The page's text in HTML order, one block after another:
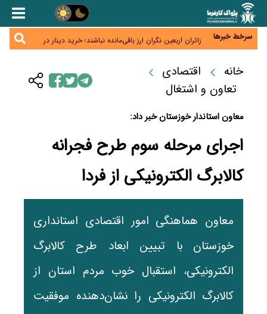
سرخط خبرها
روز خبرنگار؛ مطالبه‌ای فراتر از تبریک برای پاسداشت
همایش و مسابقه نذری ماه صفر برگزار شد
زائران اربعین نگران ارز باقی‌مانده نباشند؛ خرید دینار در
بانک‌ها و صرافی‌ها
میلیارد دلاری اوراسیا تا ۲۰۳۵
پارادوکس اینترنت در ایران؛ مصرف‌کننده بیشتر می‌پردازد،
شبکه کمتر توسعه می‌یابد
خانه
اقتصادی
تعاون و اشتغال
معاون استاندار خوزستان خبر داد:
اجرای مرحله سوم طرح فجرانه
کالابرگ الکترونیکی از فردا
معاون هماهنگی امور اقتصادی استانداری
خوزستان با تبیین ابعاد طرح کالابرگ
الکترونیکی، استقبال خوب مردم استان از
کالابرگ الکترونیکی را نشان‌دهنده موفقیت